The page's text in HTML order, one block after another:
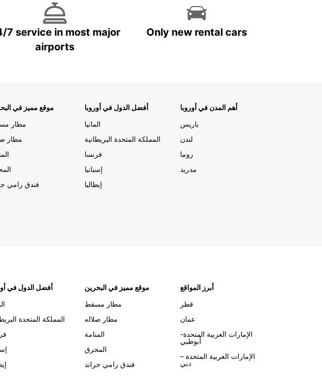
7 service in most major
airports
Only new rental cars
موقع مميز في
مطار
مطار
فندق رامي
أفضل الدول في أوروبا
المانيا
المملكة المتحدة البريطانية
فرنسا
إسبانيا
إيطاليا
أهم المدن في أوروبا
باريس
لندن
روما
مدريد
أفضل الدول في
المملكة المتحدة
موقع مميز في البحرين
مطار مسقط
مطار صلاله
المنامة
المحرق
فندق رامي جراند
أبرز المواقع
قطر
عمان
الإمارات العربية المتحدة-
أبوظبي
الإمارات العربية المتحدة –
دبي